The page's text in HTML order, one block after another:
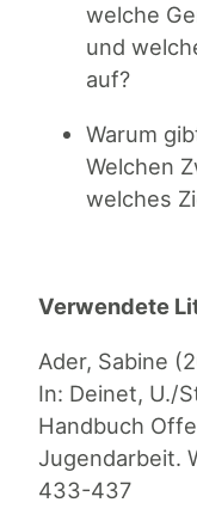
welche
und
auf?
Warum
Welchen
welches
Verwendete
Ader, Sabine
In: Deinet, U./
Handbuch
Jugendarbeit.
433-437